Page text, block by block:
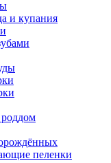
и купания
пеленки